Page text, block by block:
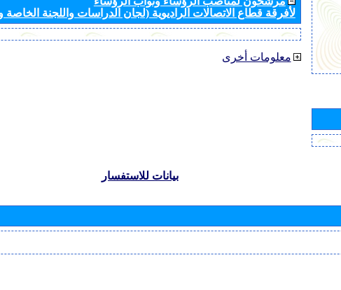
لأفرقة قطاع الاتصالات الراديوية (لجان الدراسات واللجنة
معلومات أخرى
بيانات للاستفسار